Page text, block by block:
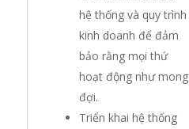
hệ thống và quy trình
kinh doanh để đảm
bảo rằng mọi thứ
hoạt động như mong
đợi.
Triển khai hệ thống